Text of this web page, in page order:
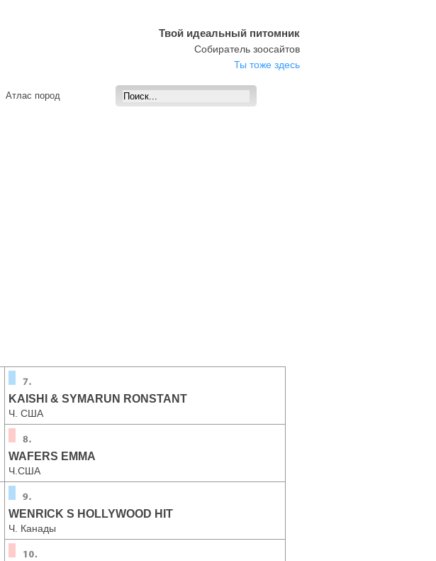
Твой идеальный питомник
Собиратель зоосайтов
Ты тоже здесь
Атлас пород
KAISHI & SYMARUN RONSTANT
Ч. США
WAFERS EMMA
Ч.США
WENRICK S HOLLYWOOD HIT
Ч. Канады